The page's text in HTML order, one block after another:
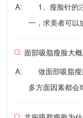
A: 1、瘦脸针的注
一，求美者可
面部吸脂瘦脸大
A: 做面部吸脂瘦脸
多方面因素都会